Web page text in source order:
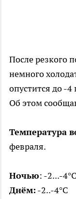
После резкого
немного
опустится до -4
Об этом
Температура
февраля.
Ночью: -2...-4°C
Днём: -2..-4°C